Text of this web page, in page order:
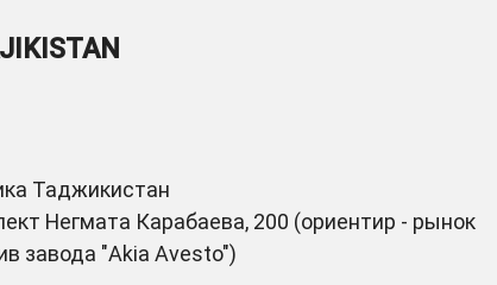
Таджикистан
Негмата Карабаева, 200 (ориентир - рынок
завода "Akia Avesto")